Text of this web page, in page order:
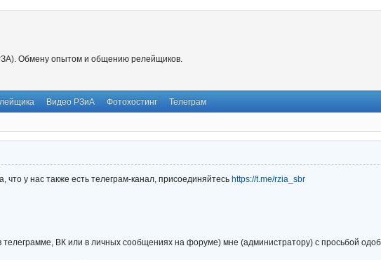
Обмену опытом и общению релейщиков.
Видео РЗиА Фотохостинг Телеграм
у нас также есть телеграм-канал, присоединяйтесь https://t.me/rzia_sbr
ВК или в личных сообщениях на форуме) мне (администратору) с просьбой